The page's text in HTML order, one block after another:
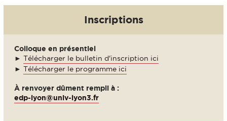
Inscriptions
Colloque en présentiel
► Télécharger le bulletin d'inscription ici
► Télécharger le programme ici
À renvoyer dûment rempli à :
edp-lyon@univ-lyon3.fr